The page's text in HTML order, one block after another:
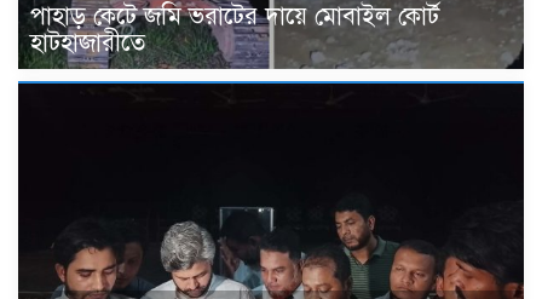
পাহাড় কেটে জমি ভরাটের দায়ে মোবাইল কোর্ট
হাটহাজারীতে